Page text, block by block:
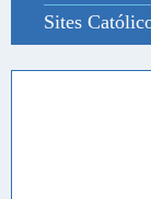
Sites